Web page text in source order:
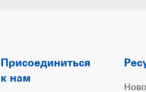
Присоединиться
к нам